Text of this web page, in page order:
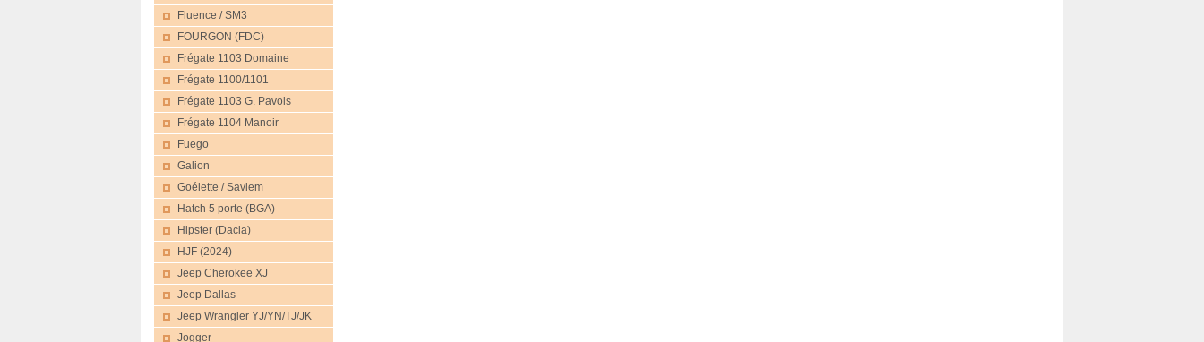
Fluence / SM3
FOURGON (FDC)
Frégate 1103 Domaine
Frégate 1100/1101
Frégate 1103 G. Pavois
Frégate 1104 Manoir
Fuego
Galion
Goélette / Saviem
Hatch 5 porte (BGA)
Hipster (Dacia)
HJF (2024)
Jeep Cherokee XJ
Jeep Dallas
Jeep Wrangler YJ/YN/TJ/JK
Jogger